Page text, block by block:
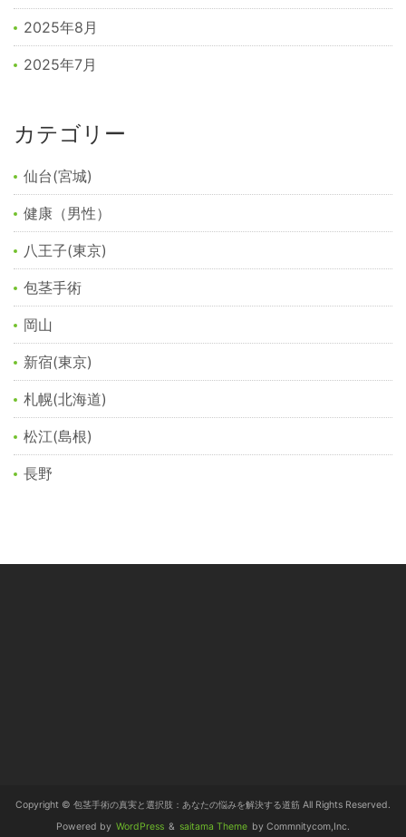
2025年8月
2025年7月
カテゴリー
仙台(宮城)
健康（男性）
八王子(東京)
包茎手術
岡山
新宿(東京)
札幌(北海道)
松江(島根)
長野
Copyright © 包茎手術の真実と選択肢：あなたの悩みを解決する道筋 All Rights Reserved.
Powered by WordPress & saitama Theme by Commnitycom,Inc.